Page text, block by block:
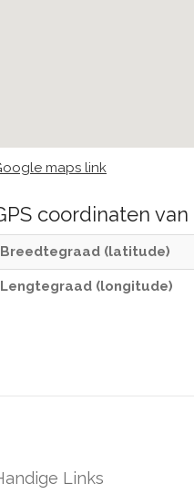
maps link
coordinaten van
Breedtegraad (latitude)
Lengtegraad (longitude)
Links